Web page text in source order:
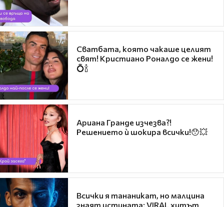
Сватбата, която чакаше целият
свят! Кристиано Роналдо се жени!
💍🍾
Ариана Гранде изчезва?!
Решението ѝ шокира всички!😯💥
Всички я тананикат, но малцина
знаят истината: VIRAL хитът